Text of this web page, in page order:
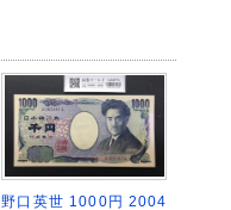
野口英世 1000円 2004